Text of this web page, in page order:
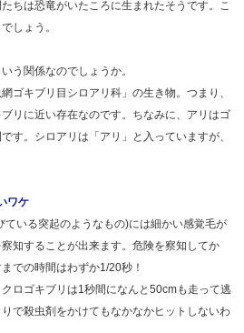
ちは恐竜がいたころに生まれたそうです。こ
しょう。
う関係なのでしょうか。
ゴキブリ目シロアリ科」の生き物。つまり、
リに近い存在なのです。ちなみに、アリはゴ
す。シロアリは「アリ」と入っていますが、
ワケ
ている突起のようなもの)には細かい感覚毛が
知することが出来ます。危険を察知してか
での時間はわずか1/20秒！
ロゴキブリは1秒間になんと50cmも走って逃
で殺虫剤をかけてもなかなかヒットしないわ